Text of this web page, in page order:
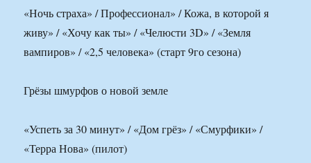
«Ночь страха» / Профессионал» / Кожа, в которой я
живу» / «Хочу как ты» / «Челюсти 3D» / «Земля
вампиров» / «2,5 человека» (старт 9го сезона)
Грёзы шмурфов о новой земле
«Успеть за 30 минут» / «Дом грёз» / «Смурфики» /
«Терра Нова» (пилот)